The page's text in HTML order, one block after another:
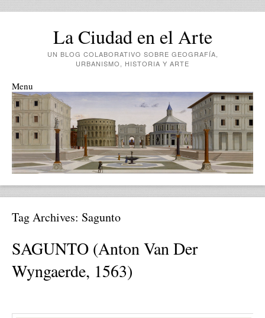
La Ciudad en el Arte
UN BLOG COLABORATIVO SOBRE GEOGRAFÍA,
URBANISMO, HISTORIA Y ARTE
Menu
Skip to content
Tag Archives: Sagunto
SAGUNTO (Anton Van Der
Wyngaerde, 1563)